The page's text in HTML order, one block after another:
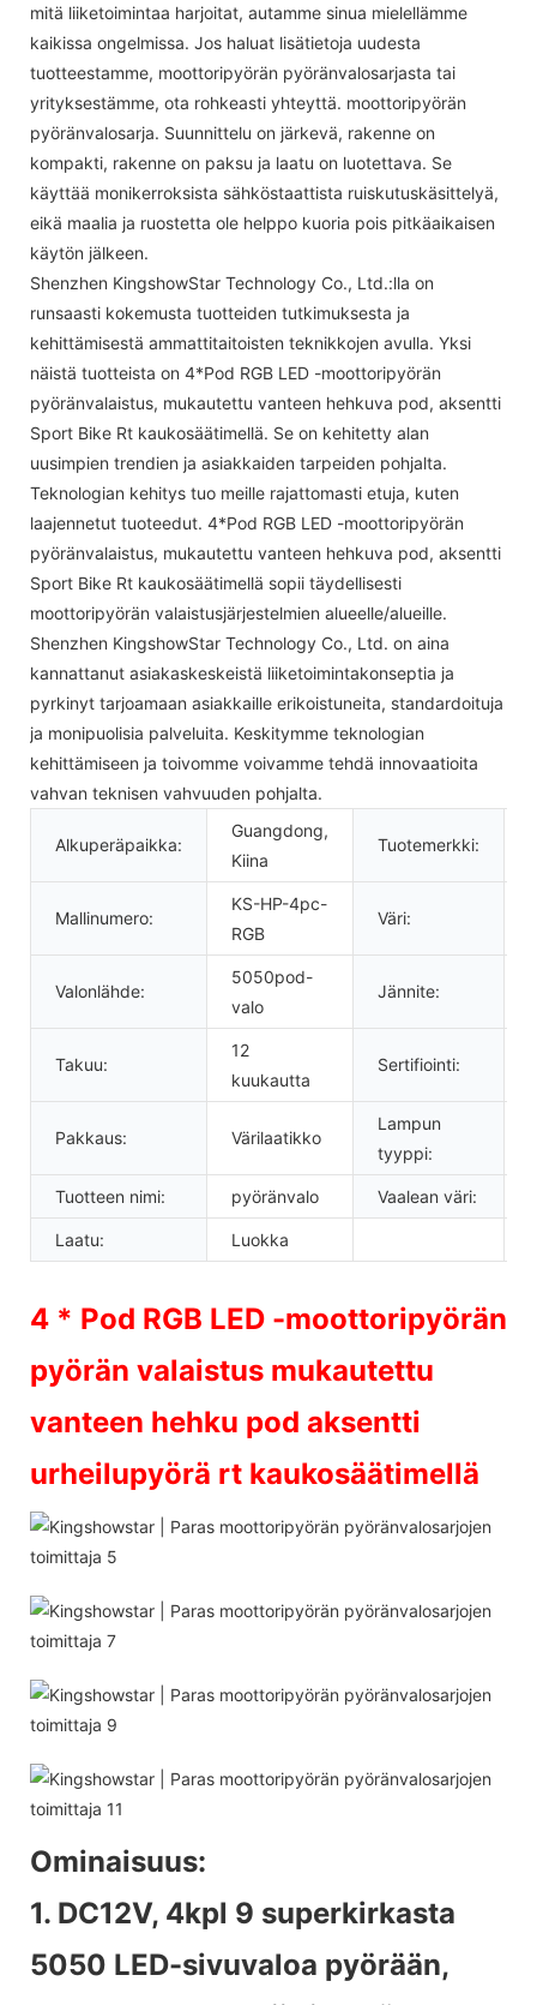
mitä liiketoimintaa harjoitat, autamme sinua mielellämme
kaikissa ongelmissa. Jos haluat lisätietoja uudesta
tuotteestamme, moottoripyörän pyöränvalosarjasta tai
yrityksestämme, ota rohkeasti yhteyttä. moottoripyörän
pyöränvalosarja. Suunnittelu on järkevä, rakenne on
kompakti, rakenne on paksu ja laatu on luotettava. Se
käyttää monikerroksista sähköstaattista ruiskutuskäsittelyä,
eikä maalia ja ruostetta ole helppo kuoria pois pitkäaikaisen
käytön jälkeen.
Shenzhen KingshowStar Technology Co., Ltd.:lla on
runsaasti kokemusta tuotteiden tutkimuksesta ja
kehittämisestä ammattitaitoisten teknikkojen avulla. Yksi
näistä tuotteista on 4*Pod RGB LED -moottoripyörän
pyöränvalaistus, mukautettu vanteen hehkuva pod, aksentti
Sport Bike Rt kaukosäätimellä. Se on kehitetty alan
uusimpien trendien ja asiakkaiden tarpeiden pohjalta.
Teknologian kehitys tuo meille rajattomasti etuja, kuten
laajennetut tuoteedut. 4*Pod RGB LED -moottoripyörän
pyöränvalaistus, mukautettu vanteen hehkuva pod, aksentti
Sport Bike Rt kaukosäätimellä sopii täydellisesti
moottoripyörän valaistusjärjestelmien alueelle/alueille.
Shenzhen KingshowStar Technology Co., Ltd. on aina
kannattanut asiakaskeskeistä liiketoimintakonseptia ja
pyrkinyt tarjoamaan asiakkaille erikoistuneita, standardoituja
ja monipuolisia palveluita. Keskitymme teknologian
kehittämiseen ja toivomme voivamme tehdä innovaatioita
vahvan teknisen vahvuuden pohjalta.
Alkuperäpaikka:
Guangdong,
Kiina
Tuotemerkki:
Mallinumero:
KS-HP-4pc-
RGB
Väri:
Valonlähde:
5050pod-
valo
Jännite:
Takuu:
12
kuukautta
Sertifiointi:
Pakkaus: Värilaatikko
Lampun
tyyppi:
Tuotteen nimi: pyöränvalo Vaalean väri:
Laatu: Luokka
4 * Pod RGB LED -moottoripyörän
pyörän valaistus mukautettu
vanteen hehku pod aksentti
urheilupyörä rt kaukosäätimellä
Ominaisuus:
1. DC12V, 4kpl 9 superkirkasta
5050 LED-sivuvaloa pyörään,